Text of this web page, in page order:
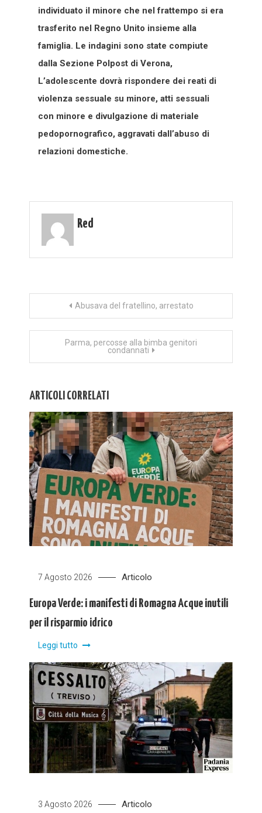
individuato il minore che nel frattempo si era
trasferito nel Regno Unito insieme alla
famiglia. Le indagini sono state compiute
dalla Sezione Polpost di Verona,
L’adolescente dovrà rispondere dei reati di
violenza sessuale su minore, atti sessuali
con minore e divulgazione di materiale
pedopornografico, aggravati dall’abuso di
relazioni domestiche.
Red
Navigazione
articoli
Abusava del fratellino, arrestato
Parma, percosse alla bimba genitori
condannati
ARTICOLI CORRELATI
7 Agosto 2026 Articolo
Europa Verde: i manifesti di Romagna Acque inutili
per il risparmio idrico
Leggi tutto
3 Agosto 2026 Articolo